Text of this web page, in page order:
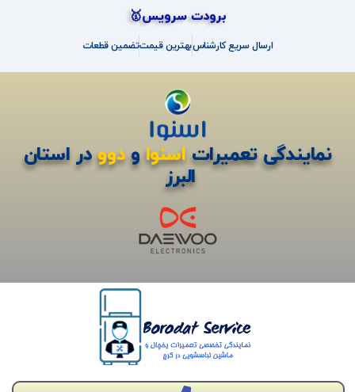
برودت سرویس🥇
ارسال سریع کارشناسبهترین قیمتتضمین قطعات
نمایندگی تعمیراتاسنواودوودر استان
البرز